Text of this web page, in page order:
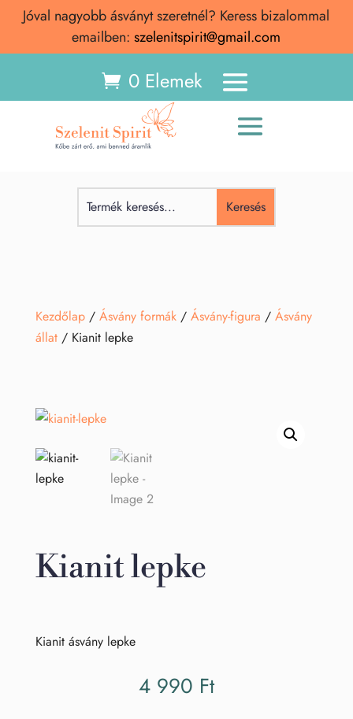
Jóval nagyobb ásványt szeretnél? Keress bizalommal
emailben: szelenitspirit@gmail.com
0 Elemek
Kezdőlap/ Ásvány formák/ Ásvány-figura / Ásvány
állat/ Kianit lepke
Kianit lepke
Kianit ásvány lepke
4 990 Ft